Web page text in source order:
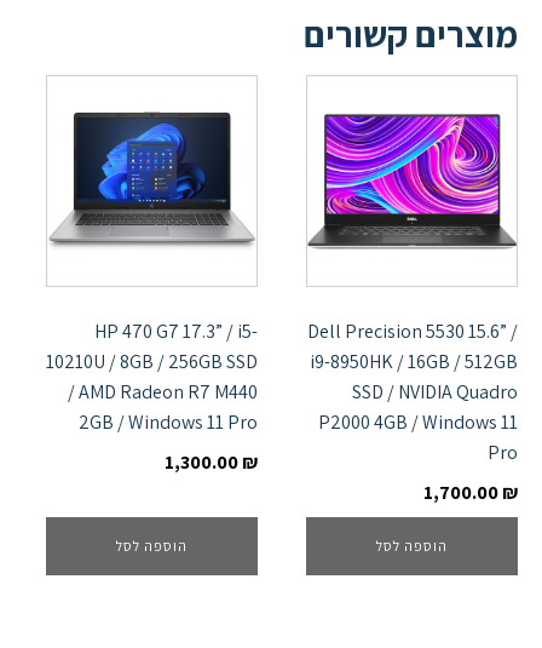
מוצרים קשורים
Dell Precision 5530 15.6” /
i9-8950HK / 16GB / 512GB
SSD / NVIDIA Quadro
P2000 4GB / Windows 11
Pro
1,700.00₪
הוספה לסל
HP 470 G7 17.3” / i5-
10210U / 8GB / 256GB SSD
/ AMD Radeon R7 M440
2GB / Windows 11 Pro
1,300.00₪
הוספה לסל